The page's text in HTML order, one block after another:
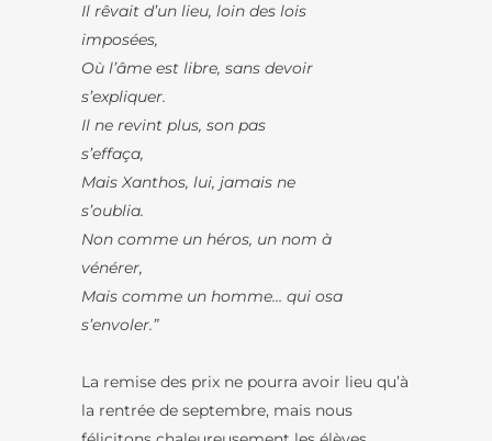
Il rêvait d’un lieu, loin des lois
Où l’âme est libre, sans devoir
Il ne revint plus, son pas
Mais Xanthos, lui, jamais ne
Non comme un héros, un nom à
vénérer,
Mais comme un homme… qui osa
s’envoler.”
La remise des prix ne pourra avoir lieu qu’à
la rentrée de septembre, mais nous